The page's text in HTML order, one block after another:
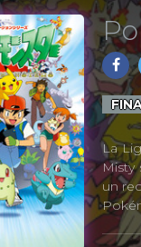
La
Misty
un